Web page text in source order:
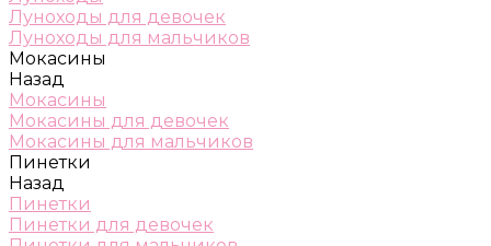
Луноходы для девочек
Луноходы для мальчиков
Мокасины
Назад
Мокасины
Мокасины для девочек
Мокасины для мальчиков
Пинетки
Назад
Пинетки
Пинетки для девочек